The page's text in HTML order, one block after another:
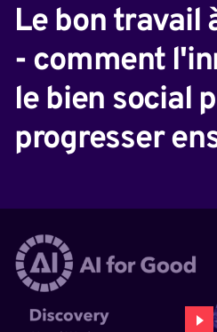
Le bon travail
- comment
le bien social
progresser